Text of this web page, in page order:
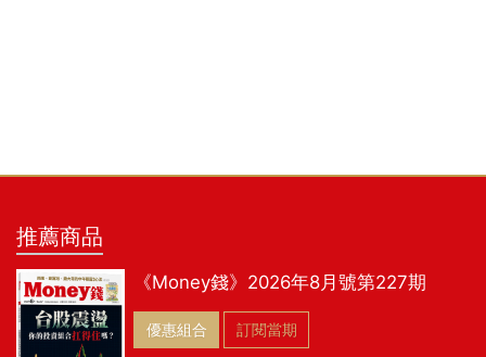
推薦商品
《Money錢》2026年8月號第227期
優惠組合 訂閱當期